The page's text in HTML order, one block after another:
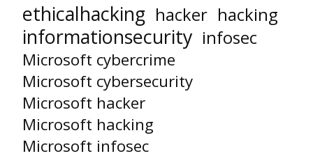
ethicalhacking hacker hacking
informationsecurity infosec
Microsoft cybercrime
Microsoft cybersecurity
Microsoft hacker
Microsoft hacking
Microsoft infosec